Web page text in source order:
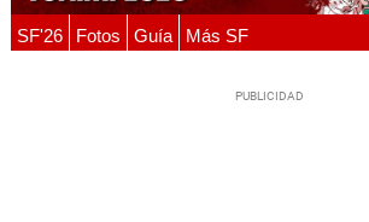
SF'26 Fotos Guía Más SF